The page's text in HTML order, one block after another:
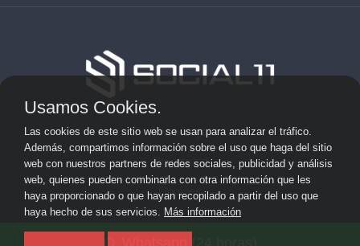
Aviso Legal
Privacidad
Cookies
Usamos Cookies.
Las cookies de este sitio web se usan para analizar el tráfico.
Además, compartimos información sobre el uso que haga del sitio
web con nuestros partners de redes sociales, publicidad y análisis
web, quienes pueden combinarla con otra información que les
haya proporcionado o que hayan recopilado a partir del uso que
haya hecho de sus servicios. Más información